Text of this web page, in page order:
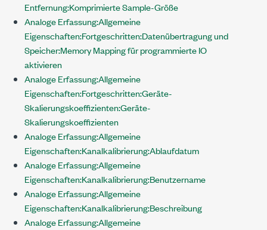
Entfernung:Komprimierte Sample-Größe
Analoge Erfassung:Allgemeine
Eigenschaften:Fortgeschritten:Datenübertragung und
Speicher:Memory Mapping für programmierte IO
aktivieren
Analoge Erfassung:Allgemeine
Eigenschaften:Fortgeschritten:Geräte-
Skalierungskoeffizienten:Geräte-
Skalierungskoeffizienten
Analoge Erfassung:Allgemeine
Eigenschaften:Kanalkalibrierung:Ablaufdatum
Analoge Erfassung:Allgemeine
Eigenschaften:Kanalkalibrierung:Benutzername
Analoge Erfassung:Allgemeine
Eigenschaften:Kanalkalibrierung:Beschreibung
Analoge Erfassung:Allgemeine